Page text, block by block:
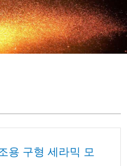
용 구형 세라믹 모